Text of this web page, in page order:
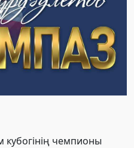
чемпионы